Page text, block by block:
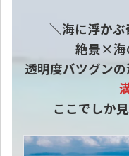
＼海に浮か
絶景×海
透明度バツグン
ここでしか